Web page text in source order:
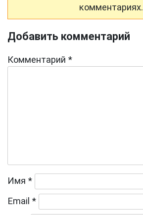
комментариях.
Добавить комментарий
Комментарий *
Имя *
Email *